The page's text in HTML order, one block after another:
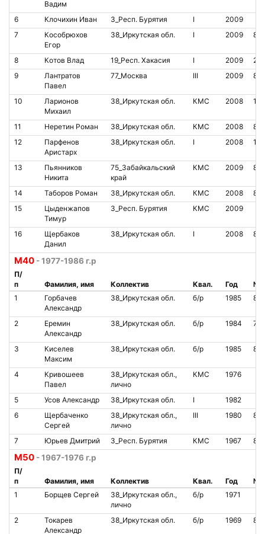
Вадим
6
Клочихин Иван 3_Респ. Бурятия I
2009
7
Кособрюхов
Егор
38_Иркутская обл. I 2009
8 Котов Влад 19_Респ. Хакасия I 2009
9
Лантратов
Павел
77_Москва III 2009
10
Ларионов
Михаил
38_Иркутская обл. КМС 2008
11 Неретин Роман 38_Иркутская обл. КМС 2008
12
Парфенов
Аристарх
38_Иркутская обл. I 2008
13
Пьянников
Никита
75_Забайкальский
край
КМС 2009
14 Таборов Роман 38_Иркутская обл. КМС 2008
15
Цыденжапов
Тимур
3_Респ. Бурятия КМС 2009
16
Щербаков
Данил
38_Иркутская обл. I 2008
M40 - 1977-1986 г.р
П/
п
Фамилия, имя Коллектив Квал. Год
№
1
Горбачев
Александр
38_Иркутская обл. б/р 1985
2
Еремин
Александр
38_Иркутская обл. б/р 1984
3
Киселев
Максим
38_Иркутская обл. б/р 1985
4
Кривошеев
Павел
38_Иркутская обл.,
лично
КМС 1976
5 Усов Александр 38_Иркутская обл. I
1982
6
Щербаченко
Сергей
38_Иркутская обл.,
лично
III 1980
7 Юрьев Дмитрий 3_Респ. Бурятия КМС 1967
M50 - 1967-1976 г.р
П/
п
Фамилия, имя Коллектив Квал. Год
№
1
Борщев Сергей
38_Иркутская обл.,
лично
б/р 1971
2
Токарев
Александр
38_Иркутская обл. б/р 1969